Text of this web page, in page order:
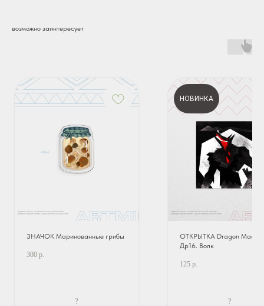
возможно заинтересует
ЗНАЧОК Маринованные грибы
300 р.
?
НОВИНКА
ОТКРЫТКА Dragon
Др16. Волк
125 р.
?